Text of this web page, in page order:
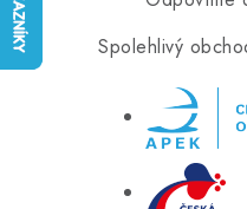
Spolehlivý